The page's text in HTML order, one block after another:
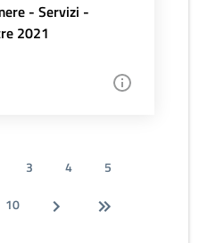
- Servizi -
2021
3 4
5
10